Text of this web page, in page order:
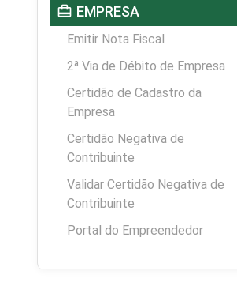
card_travel EMPRESA
Emitir Nota Fiscal
2ª Via de Débito de Empresa
Certidão de Cadastro da
Empresa
Certidão Negativa de
Contribuinte
Validar Certidão Negativa de
Contribuinte
Portal do Empreendedor